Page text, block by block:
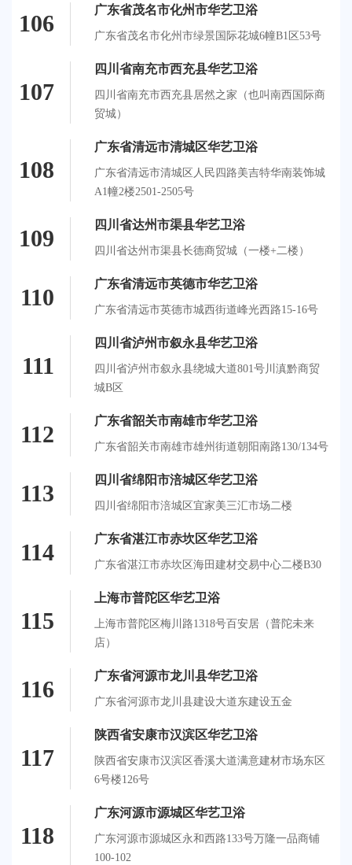
106
广东省茂名市化州市华艺卫浴
广东省茂名市化州市绿景国际花城6幢B1区53号
107
四川省南充市西充县华艺卫浴
四川省南充市西充县居然之家（也叫南西国际商
贸城）
108
广东省清远市清城区华艺卫浴
广东省清远市清城区人民四路美吉特华南装饰城
A1幢2楼2501-2505号
109
四川省达州市渠县华艺卫浴
四川省达州市渠县长德商贸城（一楼+二楼）
110
广东省清远市英德市华艺卫浴
广东省清远市英德市城西街道峰光西路15-16号
111
四川省泸州市叙永县华艺卫浴
四川省泸州市叙永县绕城大道801号川滇黔商贸
城B区
112
广东省韶关市南雄市华艺卫浴
广东省韶关市南雄市雄州街道朝阳南路130/134号
113
四川省绵阳市涪城区华艺卫浴
四川省绵阳市涪城区宜家美三汇市场二楼
114
广东省湛江市赤坎区华艺卫浴
广东省湛江市赤坎区海田建材交易中心二楼B30
115
上海市普陀区华艺卫浴
上海市普陀区梅川路1318号百安居（普陀未来
店）
116
广东省河源市龙川县华艺卫浴
广东省河源市龙川县建设大道东建设五金
117
陕西省安康市汉滨区华艺卫浴
陕西省安康市汉滨区香溪大道满意建材市场东区
6号楼126号
118
广东河源市源城区华艺卫浴
广东河源市源城区永和西路133号万隆一品商铺
100-102